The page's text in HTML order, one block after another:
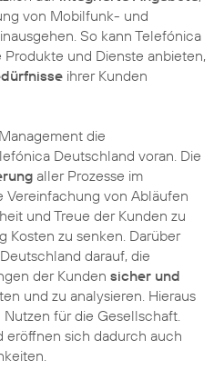
von Mobilfunk- und
So kann Telefónica
und Dienste anbieten,
ihrer Kunden
die
Deutschland voran. Die
aller Prozesse im
Vereinfachung von Abläufen
und Treue der Kunden zu
Kosten zu senken. Darüber
darauf, die
der Kunden sicher und
und zu analysieren. Hieraus
für die Gesellschaft.
eröffnen sich dadurch auch